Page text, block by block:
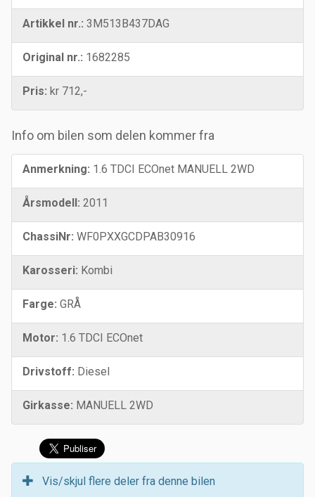
Artikkel nr.: 3M513B437DAG
Original nr.: 1682285
Pris: kr 712,-
Info om bilen som delen kommer fra
Anmerkning: 1.6 TDCI ECOnet MANUELL 2WD
Årsmodell: 2011
ChassiNr: WF0PXXGCDPAB30916
Karosseri: Kombi
Farge: GRÅ
Motor: 1.6 TDCI ECOnet
Drivstoff: Diesel
Girkasse: MANUELL 2WD
Vis/skjul flere deler fra denne bilen